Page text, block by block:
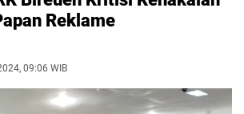
Reklame
09:06 WIB